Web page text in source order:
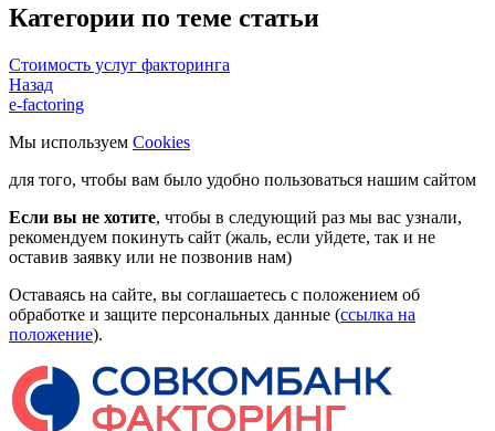
Категории по теме статьи
Стоимость услуг факторинга
Назад
e-factoring
Мы используем Cookies
для того, чтобы вам было удобно пользоваться нашим сайтом
Если вы не хотите, чтобы в следующий раз мы вас узнали,
рекомендуем покинуть сайт (жаль, если уйдете, так и не
оставив заявку или не позвонив нам)
Оставаясь на сайте, вы соглашаетесь с положением об
обработке и защите персональных данные (ссылка на
положение).